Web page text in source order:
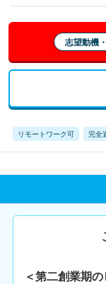
志望動機
リモートワーク可 完全
＜第二創業期